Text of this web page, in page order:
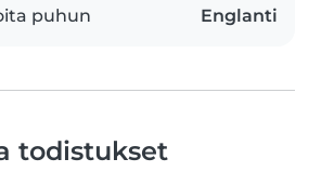
puhun Englanti
todistukset